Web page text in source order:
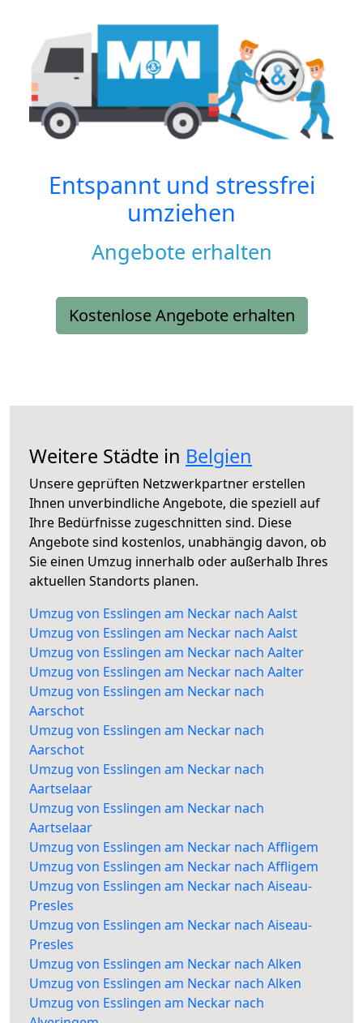
Entspannt und stressfrei
umziehen
Angebote erhalten
Kostenlose Angebote erhalten
Weitere Städte in Belgien
Unsere geprüften Netzwerkpartner erstellen
Ihnen unverbindliche Angebote, die speziell auf
Ihre Bedürfnisse zugeschnitten sind. Diese
Angebote sind kostenlos, unabhängig davon, ob
Sie einen Umzug innerhalb oder außerhalb Ihres
aktuellen Standorts planen.
Umzug von Esslingen am Neckar nach Aalst
Umzug von Esslingen am Neckar nach Aalst
Umzug von Esslingen am Neckar nach Aalter
Umzug von Esslingen am Neckar nach Aalter
Umzug von Esslingen am Neckar nach
Aarschot
Umzug von Esslingen am Neckar nach
Aarschot
Umzug von Esslingen am Neckar nach
Aartselaar
Umzug von Esslingen am Neckar nach
Aartselaar
Umzug von Esslingen am Neckar nach Affligem
Umzug von Esslingen am Neckar nach Affligem
Umzug von Esslingen am Neckar nach Aiseau-
Presles
Umzug von Esslingen am Neckar nach Aiseau-
Presles
Umzug von Esslingen am Neckar nach Alken
Umzug von Esslingen am Neckar nach Alken
Umzug von Esslingen am Neckar nach